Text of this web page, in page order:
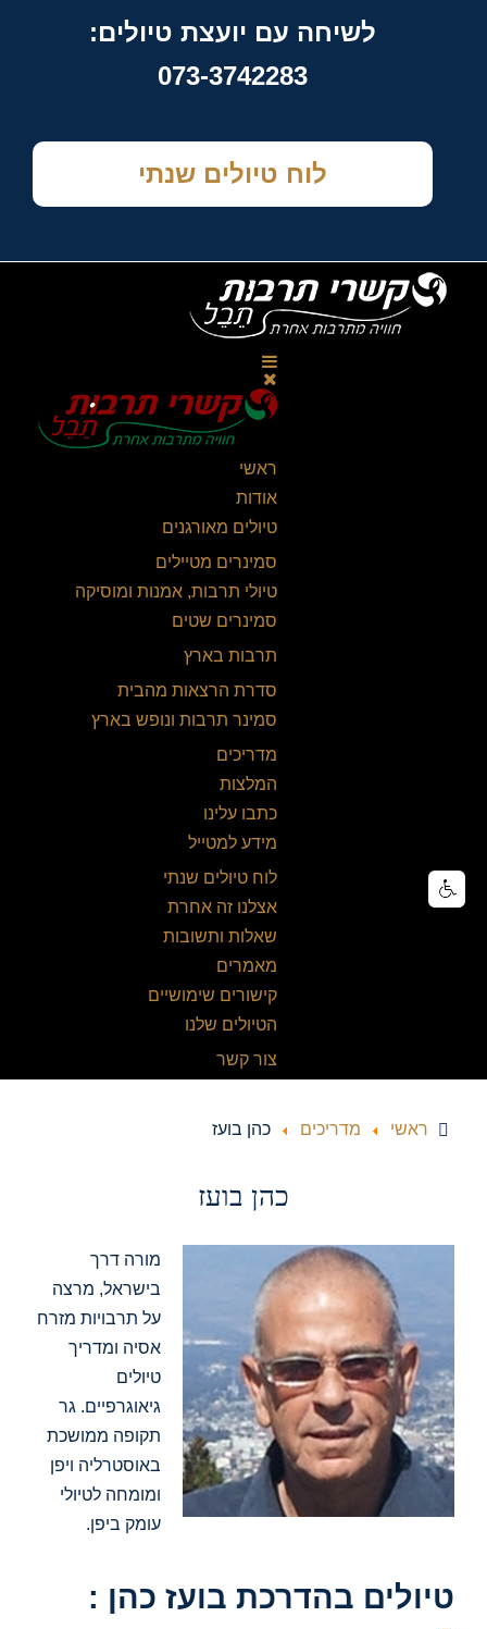
לשיחה עם יועצת טיולים:
073-3742283
לוח טיולים שנתי
ראשי
אודות
טיולים מאורגנים
סמינרים מטיילים
טיולי תרבות, אמנות ומוסיקה
סמינרים שטים
תרבות בארץ
סדרת הרצאות מהבית
סמינר תרבות ונופש בארץ
מדריכים
המלצות
כתבו עלינו
מידע למטייל
לוח טיולים שנתי
אצלנו זה אחרת
שאלות ותשובות
מאמרים
קישורים שימושיים
הטיולים שלנו
צור קשר
ראשי מדריכים כהן בועז
כהן בועז
מורה דרך
בישראל, מרצה
על תרבויות מזרח
אסיה ומדריך
טיולים
גיאוגרפיים. גר
תקופה ממושכת
באוסטרליה ויפן
ומומחה לטיולי
עומק ביפן.
טיולים בהדרכת בועז כהן :